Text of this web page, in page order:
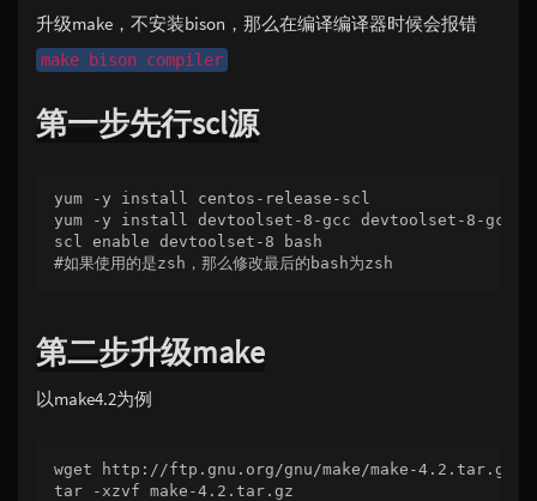
升级make，不安装bison，那么在编译编译器时候会报错
make bison compiler
第一步先行scl源
yum -y install centos-release-scl
yum -y install devtoolset-8-gcc devtoolset-8-gcc-
scl enable devtoolset-8 bash
#如果使用的是zsh，那么修改最后的bash为zsh
第二步升级make
以make4.2为例
wget http://ftp.gnu.org/gnu/make/make-4.2.tar.gz
tar -xzvf make-4.2.tar.gz